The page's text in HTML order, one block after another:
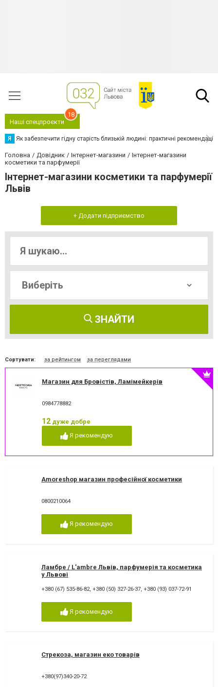
Наші спецпроєкти
18
Я Як забезпечити гідну старість близькій людині: практичні рекомендації
Головна Довідник Інтернет-магазини
Інтернет-магазини
косметики та парфумерії
Інтернет-магазини косметики та парфумерії
Львів
+ Додати підприємство
ЗНАЙТИ
Сортувати: за рейтингом за переглядами
Магазин для Бровістів, Ламімейкерів
0984778882
12 дуже добре
Я рекомендую
Amoreshop магазин професійної косметики
0800210064
Я рекомендую
Ламбре / L'ambre Львів, парфумерія та косметика
у Львові
+380 (67) 535-86-82, +380 (50) 327-26-37, +380 (93) 037-72-91
Я рекомендую
Стрекоза, магазин еко товарів
+380(97)340-20-72